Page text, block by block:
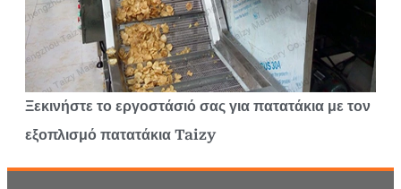
Ξεκινήστε το εργοστάσιό σας για πατατάκια με τον
εξοπλισμό πατατάκια Taizy